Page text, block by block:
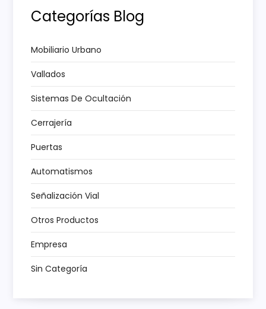
i
ó
n
d
e
e
n
t
r
a
d
Categorías Blog
Mobiliario Urbano
Vallados
Sistemas De Ocultación
Cerrajería
Puertas
Automatismos
Señalización Vial
Otros Productos
Empresa
Sin Categoría